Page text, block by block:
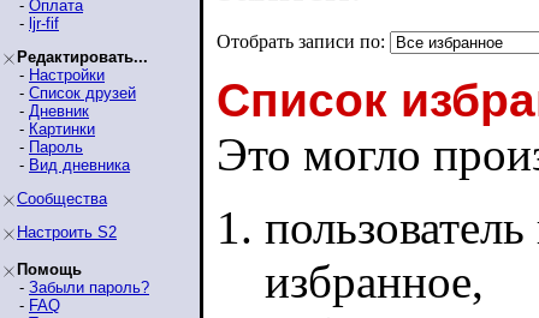
- Оплата
- ljr-fif
Редактировать...
- Настройки
- Список друзей
- Дневник
- Картинки
- Пароль
- Вид дневника
Сообщества
Настроить S2
Помощь
- Забыли пароль?
- FAQ
Отобрать записи по:
Список
Это могло
избранное,